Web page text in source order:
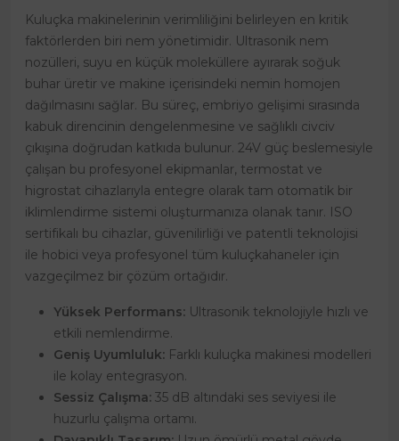
Kuluçka makinelerinin verimliliğini belirleyen en kritik
faktörlerden biri nem yönetimidir. Ultrasonik nem
nozülleri, suyu en küçük moleküllere ayırarak soğuk
buhar üretir ve makine içerisindeki nemin homojen
dağılmasını sağlar. Bu süreç, embriyo gelişimi sırasında
kabuk direncinin dengelenmesine ve sağlıklı civciv
çıkışına doğrudan katkıda bulunur. 24V güç beslemesiyle
çalışan bu profesyonel ekipmanlar, termostat ve
higrostat cihazlarıyla entegre olarak tam otomatik bir
iklimlendirme sistemi oluşturmanıza olanak tanır. ISO
sertifikalı bu cihazlar, güvenilirliği ve patentli teknolojisi
ile hobici veya profesyonel tüm kuluçkahaneler için
vazgeçilmez bir çözüm ortağıdır.
Yüksek Performans: Ultrasonik teknolojiyle hızlı ve
etkili nemlendirme.
Geniş Uyumluluk: Farklı kuluçka makinesi modelleri
ile kolay entegrasyon.
Sessiz Çalışma: 35 dB altındaki ses seviyesi ile
huzurlu çalışma ortamı.